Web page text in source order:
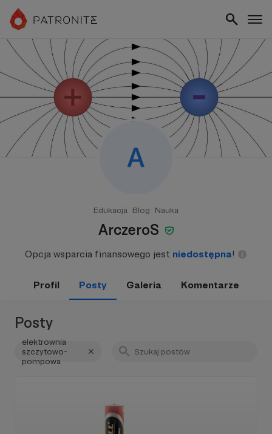
Edukacja Blog Nauka
ArczeroS
Opcja wsparcia finansowego jest niedostępna!
Profil Posty Galeria Komentarze
Posty
elektrownia
szczytowo-
pompowa